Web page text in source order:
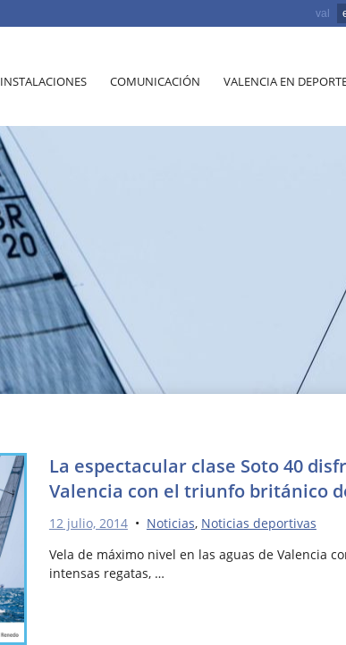
val
INSTALACIONES COMUNICACIÓN VALENCIA EN
La espectacular clase Soto 40
Valencia con el triunfo británico
12 julio, 2014• Noticias, Noticias deportivas
Vela de máximo nivel en las aguas de Valencia
intensas regatas, …